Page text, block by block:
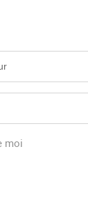
moi